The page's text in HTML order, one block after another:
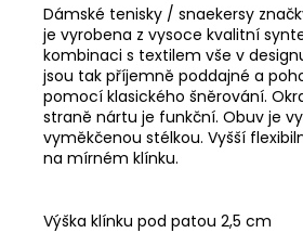
Dámské tenisky / snaekersy
je vyrobena z vysoce kvalitní
kombinaci s textilem vše v
jsou tak příjemně poddajné a
pomocí klasického šněrování.
straně nártu je funkční. Obuv je
vyměkčenou stélkou. Vyšší
na mírném klínku.
Výška klínku pod patou 2,5 cm